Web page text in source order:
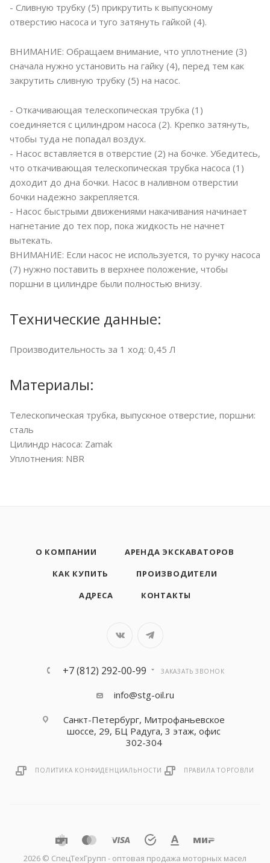
- Сливную трубку (5) прикрутить к выпускному
отверстию насоса и туго затянуть гайкой (4).
ВНИМАНИЕ: Обращаем внимание, что уплотнение (3)
сначала нужно установить на гайку (4), перед тем как
закрутить сливную трубку (5) на насос.
- Откачивающая телескопическая трубка (1)
соединяется с цилиндром насоса (2). Крепко затянуть,
чтобы туда не попадал воздух.
- Насос вставляется в отверстие (2) на бочке. Убедитесь,
что откачивающая телескопическая трубка насоса (1)
доходит до дна бочки. Насос в наливном отверстии
бочки надежно закрепляется.
- Насос быстрыми движениями накачивания начинает
нагнетание до тех пор, пока жидкость не начнет
вытекать.
ВНИМАНИЕ: Если насос не используется, то ручку насоса
(7) нужно поставить в верхнее положение, чтобы
поршни в цилиндре были полностью внизу.
Технические данные:
Производительность за 1 ход: 0,45 Л
Материалы:
Телескопическая трубка, выпускное отверстие, поршни:
сталь
Цилиндр насоса: Zamak
Уплотнения: NBR
О КОМПАНИИ
АРЕНДА ЭКСКАВАТОРОВ
КАК КУПИТЬ
ПРОИЗВОДИТЕЛИ
АДРЕСА
КОНТАКТЫ
+7 (812) 292-00-99 ЗАКАЗАТЬ ЗВОНОК
info@stg-oil.ru
Санкт-Петербург, Митрофаньевское
шоссе, 29, БЦ Радуга, 3 этаж, офис
302-304
ПОЛИТИКА КОНФИДЕНЦИАЛЬНОСТИ ПРАВИЛА ТОРГОВЛИ
2026 © CпецТехГрупп - оптовая продажа моторных масел